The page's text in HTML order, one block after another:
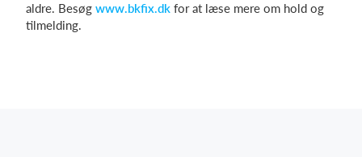
aldre. Besøg www.bkfix.dk for at læse mere om hold og
tilmelding.